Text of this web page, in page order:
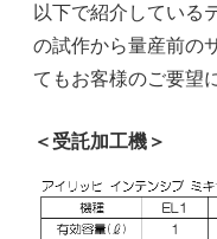
以下で紹介している
の試作から量産前の
てもお客様のご要望
＜受託加工機＞